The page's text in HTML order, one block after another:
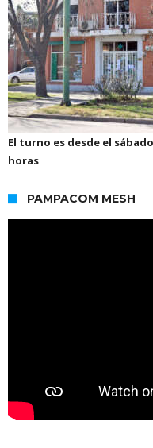
El turno es desde el
horas
PAMPACOM MESH